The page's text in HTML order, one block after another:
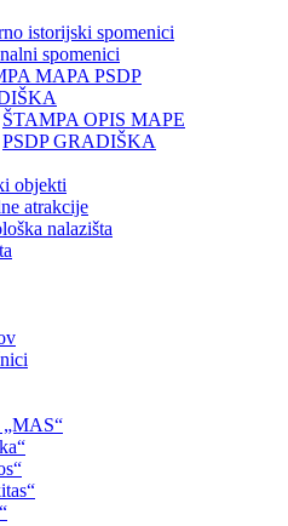
istorijski spomenici
spomenici
MAPA PSDP
ŠTAMPA OPIS MAPE
PSDP GRADIŠKA
objekti
atrakcije
nalazišta